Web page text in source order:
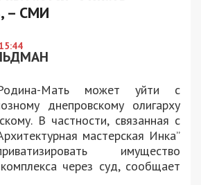
– СМИ
Мать может уйти с
днепровскому олигарху
В частности, связанная с
мастерская Инка”
имущество
через суд, сообщает